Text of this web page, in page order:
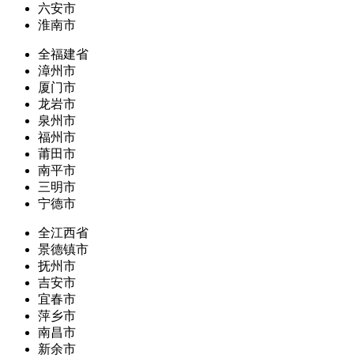
六安市
淮南市
全福建省
漳州市
厦门市
龙岩市
泉州市
福州市
莆田市
南平市
三明市
宁德市
全江西省
景德镇市
抚州市
吉安市
宜春市
萍乡市
南昌市
新余市